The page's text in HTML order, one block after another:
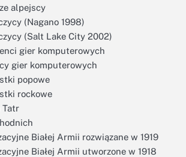
alpejscy
(Nagano 1998)
(Salt Lake City 2002)
gier komputerowych
gier komputerowych
popowe
rockowe
Tatr
Białej Armii rozwiązane w 1919
Białej Armii utworzone w 1918